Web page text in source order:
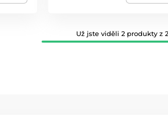
Už jste viděli 2 produkty z